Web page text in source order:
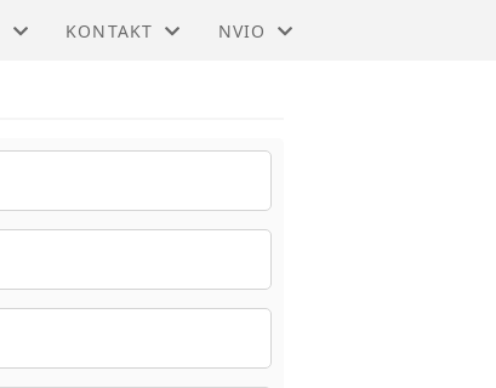
KONTAKT
STYRET
NVIO
TIL HOVEDSIDEN